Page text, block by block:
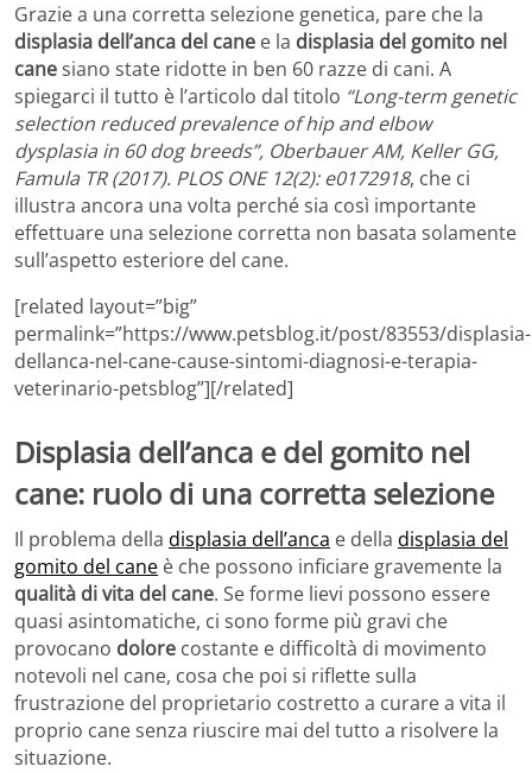
Grazie a una corretta selezione genetica, pare che la
displasia dell’anca del cane e la displasia del gomito nel
canesiano state ridotte in ben 60 razze di cani. A
spiegarci il tutto è l’articolo dal titolo “Long-term genetic
selection reduced prevalence of hip and elbow
dysplasia in 60 dog breeds”, Oberbauer AM, Keller GG,
Famula TR (2017). PLOS ONE 12(2): e0172918, che ci
illustra ancora una volta perché sia così importante
effettuare una selezione corretta non basata solamente
sull’aspetto esteriore del cane.
[related layout=”big”
permalink=”https://www.petsblog.it/post/83553/displasia-
dellanca-nel-cane-cause-sintomi-diagnosi-e-terapia-
veterinario-petsblog”][/related]
Displasia dell’anca e del gomito nel
cane: ruolo di una corretta selezione
Il problema della displasia dell’anca e della displasia del
gomito del cane è che possono inficiare gravemente la
qualità di vita del cane. Se forme lievi possono essere
quasi asintomatiche, ci sono forme più gravi che
provocano dolore costante e difficoltà di movimento
notevoli nel cane, cosa che poi si riflette sulla
frustrazione del proprietario costretto a curare a vita il
proprio cane senza riuscire mai del tutto a risolvere la
situazione.